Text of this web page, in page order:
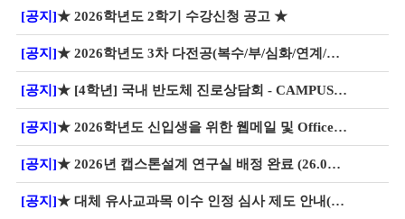
[공지]★ 2026학년도 2학기 수강신청 공고 ★
[공지]★ 2026학년도 3차 다전공(복수/부/심화/연계/마이크로/학생설계융합전공) 신청 안내
[공지]★ [4학년] 국내 반도체 진로상담회 - CAMPUS OUTREACH 2026 개최 안내
[공지]★ 2026학년도 신입생을 위한 웹메일 및 Office 365 서비스 안내
[공지]★ 2026년 캡스톤설계 연구실 배정 완료 (26.03.03. 최신화)
[공지]★ 대체 유사교과목 이수 인정 심사 제도 안내(2026년 3월~) ★